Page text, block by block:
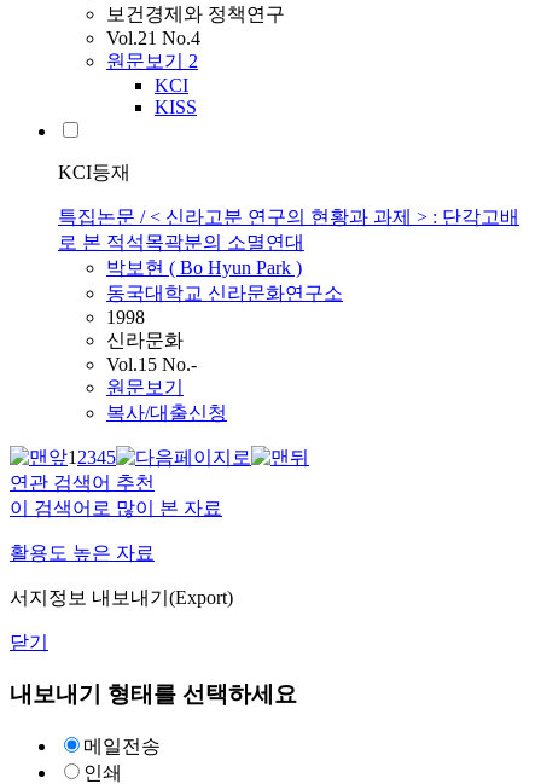
보건경제와 정책연구
Vol.21 No.4
원문보기 2
KCI
KISS
KCI등재
특집논문 / < 신라고분 연구의 현황과 과제 > : 단각고배
로 본 적석목곽분의 소멸연대
박보현 ( Bo Hyun Park )
동국대학교 신라문화연구소
1998
신라문화
Vol.15 No.-
원문보기
복사/대출신청
12345
연관 검색어 추천
이 검색어로 많이 본 자료
활용도 높은 자료
서지정보 내보내기(Export)
닫기
내보내기 형태를 선택하세요
메일전송
인쇄